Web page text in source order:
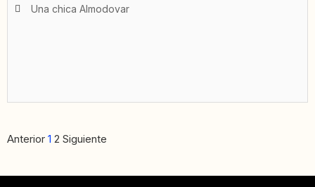
Una chica Almodovar
Anterior 1 2 Siguiente